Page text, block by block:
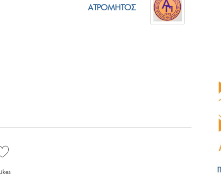
ΑΤΡΟΜΗΤΟΣ
Likes